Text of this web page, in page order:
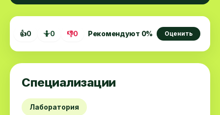
👍0 🤷0 👎0 Рекомендуют 0% Оценить
Специализации
Лаборатория